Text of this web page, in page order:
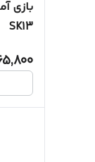
بازی
SK13